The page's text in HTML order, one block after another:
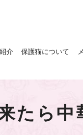
介 保護猫について
たら